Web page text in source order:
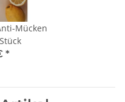
Mücken
*